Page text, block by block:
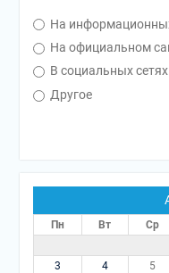
На
На официальном
В социальных сетях
Другое
Пн Вт Ср
3
4 5